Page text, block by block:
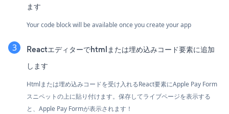
ます
Your code block will be available once you create your app
Reactエディターでhtmlまたは埋め込みコード要素に追加
します
Htmlまたは埋め込みコードを受け入れるReact要素にApple Pay Form
スニペットの上に貼り付けます。保存してライブページを表示する
と、Apple Pay Formが表示されます！